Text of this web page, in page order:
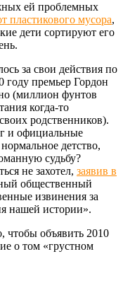
ей проблемных
пластикового мусора,
дети сортируют его
за свои действия по
премьер Гордон
(миллион фунтов
когда-то
родственников).
и официальные
детство,
судьбу?
не захотел, заявив в
общественный
извинения за
нашей истории».
чтобы объявить 2010
о том «грустном